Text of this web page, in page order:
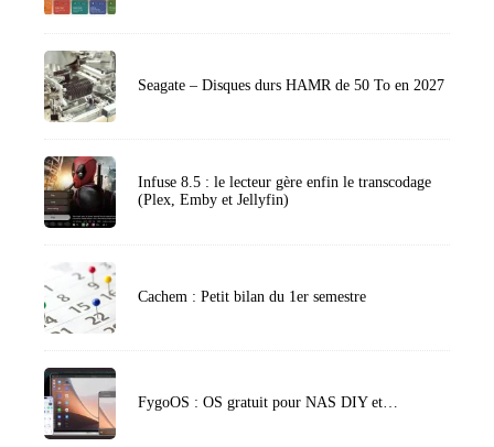
Seagate – Disques durs HAMR de 50 To en 2027
Infuse 8.5 : le lecteur gère enfin le transcodage
(Plex, Emby et Jellyfin)
Cachem : Petit bilan du 1er semestre
FygoOS : OS gratuit pour NAS DIY et…